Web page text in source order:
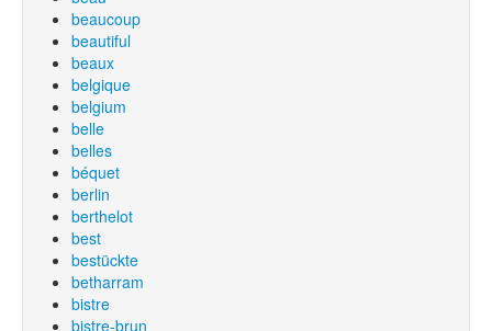
beaucoup
beautiful
beaux
belgique
belgium
belle
belles
béquet
berlin
berthelot
best
bestückte
betharram
bistre
bistre-brun